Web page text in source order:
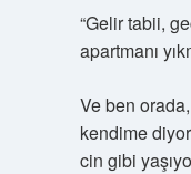
“Gelir tabii,
apartmanı
Ve ben
kendime
cin gibi